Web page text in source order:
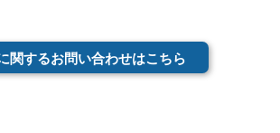
関するお問い合わせはこちら